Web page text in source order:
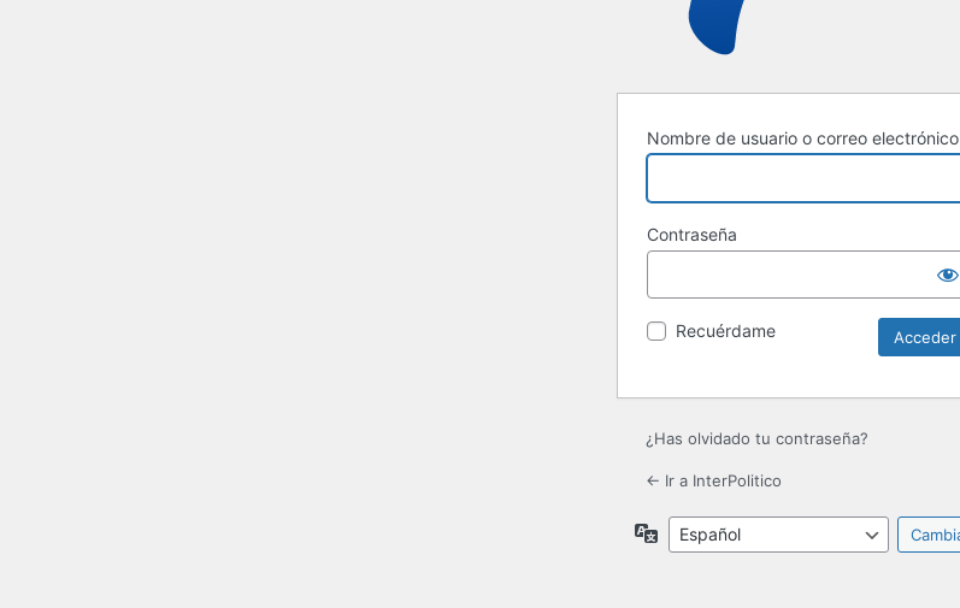
Nombre de usuario o correo electrónico
Contraseña
Recuérdame
¿Has olvidado tu contraseña?
← Ir a InterPolitico
Idioma